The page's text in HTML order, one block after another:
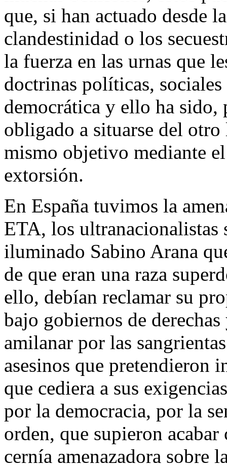
que, si han actuado desde
clandestinidad o los
la fuerza en las urnas que
doctrinas políticas,
democrática y ello ha sido,
obligado a situarse del
mismo objetivo mediante
extorsión.
En España tuvimos la
ETA, los ultranacionalistas
iluminado Sabino Arana
de que eran una raza
ello, debían reclamar su
bajo gobiernos de
amilanar por las
asesinos que pretendieron
que cediera a sus
por la democracia, por la
orden, que supieron acabar
cernía amenazadora sobre